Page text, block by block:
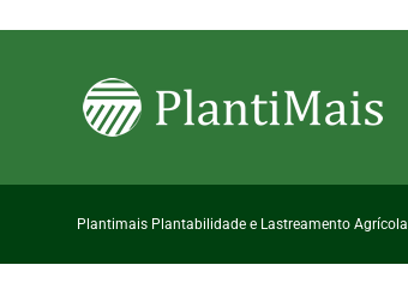
Plantimais Plantabilidade e Lastreamento Agrícola